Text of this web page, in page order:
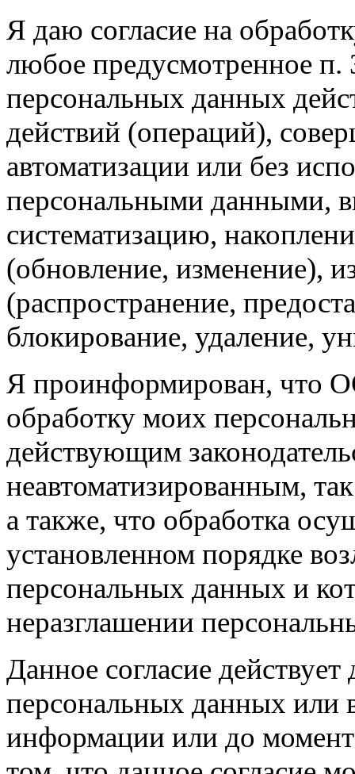
Я даю согласие на
любое предусмотренное п.
персональных данных
действий (операций),
автоматизации или без
персональными данными,
систематизацию,
(обновление, изменение),
(распространение,
блокирование, удаление,
Я проинформирован, что
обработку моих
действующим
неавтоматизированным,
а также, что обработка
установленном порядке
персональных данных и
неразглашении
Данное согласие
персональных данных или
информации или до